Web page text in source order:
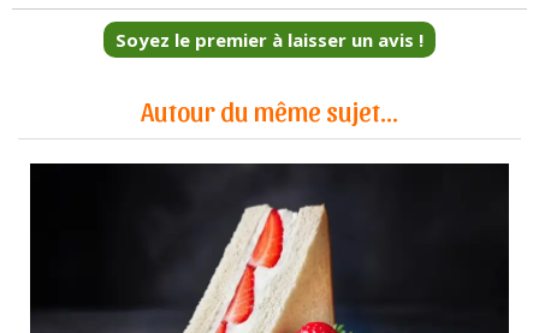
Soyez le premier à laisser un avis !
Autour du même sujet...